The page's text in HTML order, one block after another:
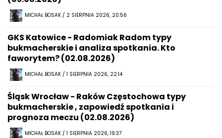
MICHAŁ BOSAK / 2 SIERPNIA 2026, 20:56
GKS Katowice - Radomiak Radom typy
bukmacherskie i analiza spotkania. Kto
faworytem? (02.08.2026)
MICHAŁ BOSAK / 1 SIERPNIA 2026, 22:14
Śląsk Wrocław - Raków Częstochowa typy
bukmacherskie , zapowiedź spotkania i
prognoza meczu (02.08.2026)
MICHAŁ BOSAK / 1 SIERPNIA 2026, 19:37